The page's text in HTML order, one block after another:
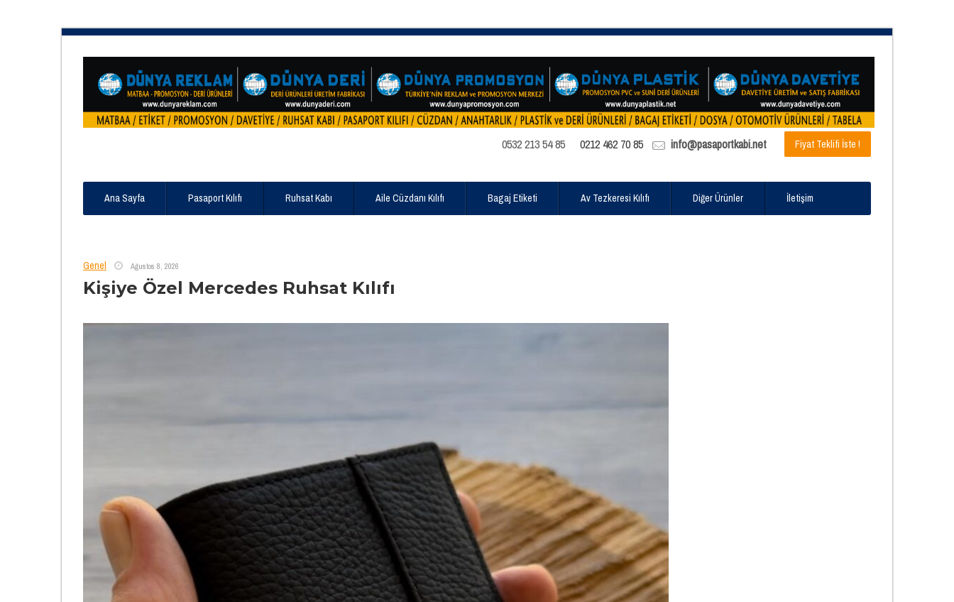
0532 213 54 85 0212 462 70 85 info@pasaportkabi.net Fiyat Teklifi İste !
Ana Sayfa Pasaport Kılıfı Ruhsat Kabı Aile Cüzdanı Kılıfı Bagaj Etiketi Av Tezkeresi Kılıfı Diğer Ürünler İletişim
Genel Ağustos 8, 2026
Kişiye Özel Mercedes Ruhsat Kılıfı